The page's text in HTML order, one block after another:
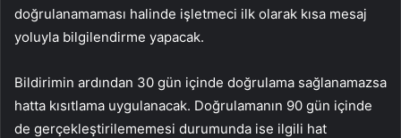
doğrulanamaması halinde işletmeci ilk olarak kısa mesaj
yoluyla bilgilendirme yapacak.
Bildirimin ardından 30 gün içinde doğrulama sağlanamazsa
hatta kısıtlama uygulanacak. Doğrulamanın 90 gün içinde
de gerçekleştirilememesi durumunda ise ilgili hat